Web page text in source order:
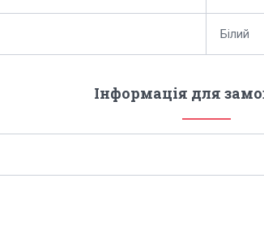
Білий
Інформація для